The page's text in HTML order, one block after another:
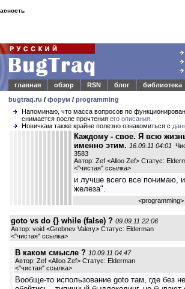
главная
обзор RSN блог
библиотека
bugtraq.ru / форум / programming
Напоминаю, что масса вопросов по
снимается после прочтения его описания
Новичкам также крайне полезно ознакомиться с
Каждому - свое. Я всю
именно этим. 16.09.11 04:01
3583
Автор: Zef <Alloo Zef> Статус:
<"чистая" ссылка>
и лучше всего все понимаю,
железа".
<programming>
goto vs do {} while (false) ? 09.09.11 22:06
Автор: void <Grebnev Valery> Статус: Elderman
<"чистая" ссылка>
В каком смысле ? 10.09.11 04:47
Автор: Zef <Alloo Zef> Статус: Elderman
<"чистая" ссылка>
Вообще-то использование goto там, где без